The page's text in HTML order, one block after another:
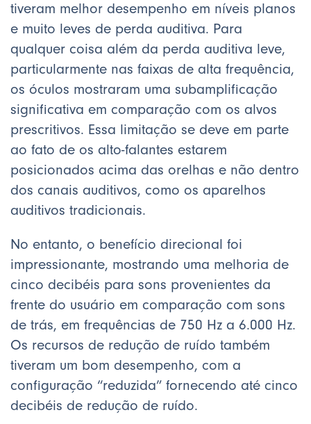
tiveram melhor desempenho em níveis planos
e muito leves de perda auditiva. Para
qualquer coisa além da perda auditiva leve,
particularmente nas faixas de alta frequência,
os óculos mostraram uma subamplificação
significativa em comparação com os alvos
prescritivos. Essa limitação se deve em parte
ao fato de os alto-falantes estarem
posicionados acima das orelhas e não dentro
dos canais auditivos, como os aparelhos
auditivos tradicionais.
No entanto, o benefício direcional foi
impressionante, mostrando uma melhoria de
cinco decibéis para sons provenientes da
frente do usuário em comparação com sons
de trás, em frequências de 750 Hz a 6.000 Hz.
Os recursos de redução de ruído também
tiveram um bom desempenho, com a
configuração “reduzida” fornecendo até cinco
decibéis de redução de ruído.